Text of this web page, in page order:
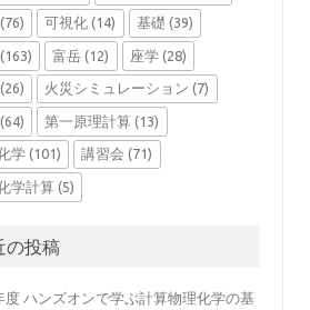
(76) 可視化 (14) 基礎 (39)
(163) 富岳 (12) 座学 (28)
(26) 火災シミュレーション (7)
第一原理計算 (13)
学(101) 講習会 (71)
学計算(5)
の投稿
度 ハンズオンで学ぶ計算物理化学の基